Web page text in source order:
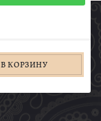
В КОРЗИНУ